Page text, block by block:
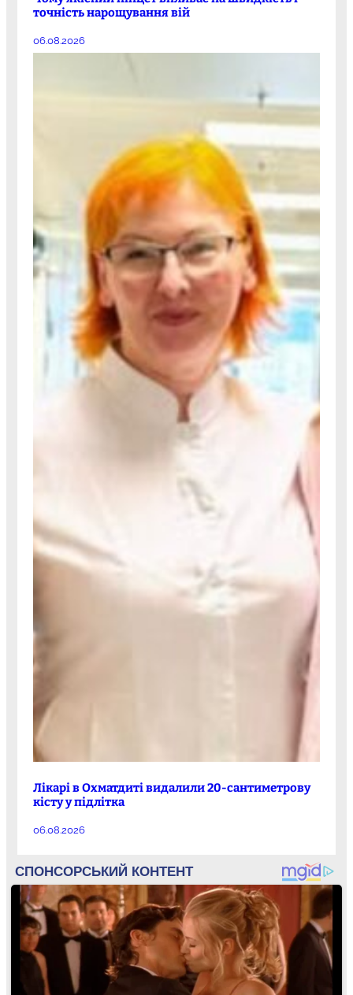
точність нарощування вій
06.08.2026
Лікарі в Охматдиті видалили 20-сантиметрову
кісту у підлітка
06.08.2026